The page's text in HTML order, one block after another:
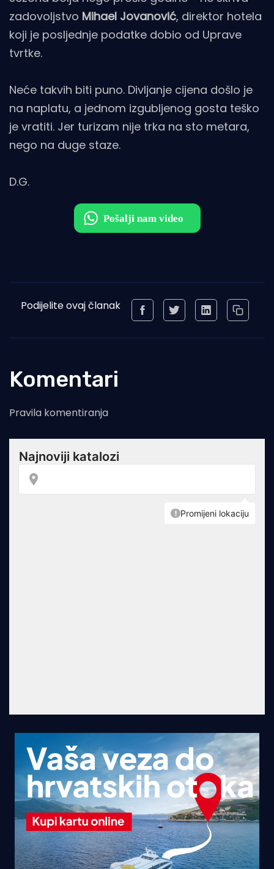
zadovoljstvo Mihael Jovanović, direktor hotela
koji je posljednje podatke dobio od Uprave
tvrtke.
Neće takvih biti puno. Divljanje cijena došlo je
na naplatu, a jednom izgubljenog gosta teško
je vratiti. Jer turizam nije trka na sto metara,
nego na duge staze.
D.G.
Podijelite ovaj članak
Komentari
Pravila komentiranja